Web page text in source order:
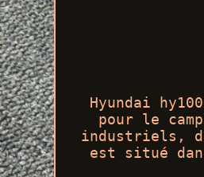
Hyundai
pour le
industriels,
est situé